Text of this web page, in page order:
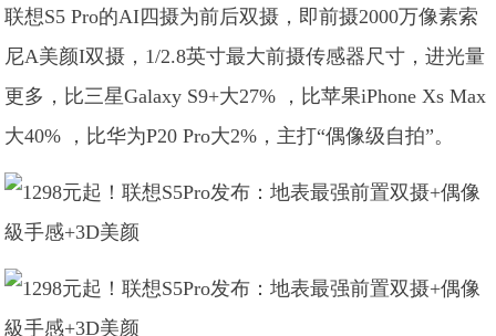
联想S5 Pro的AI四摄为前后双摄，即前摄2000万像素索
尼A美颜I双摄，1/2.8英寸最大前摄传感器尺寸，进光量
更多，比三星Galaxy S9+大27% ，比苹果iPhone Xs Max
大40% ，比华为P20 Pro大2%，主打“偶像级自拍”。